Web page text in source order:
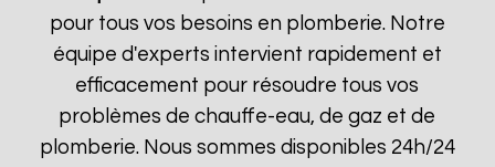
pour tous vos besoins en plomberie. Notre
équipe d'experts intervient rapidement et
efficacement pour résoudre tous vos
problèmes de chauffe-eau, de gaz et de
plomberie. Nous sommes disponibles 24h/24